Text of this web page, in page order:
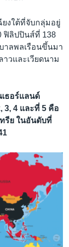
ยงใต้ที่จับกลุ่มอยู่
ฟิลิปปินส์ที่ 138
าลพลเรือนขึ้นมา
วและเวียดนาม
ธอร์แลนด์
3, 4 และที่ 5 คือ
รีย ในอันดับที่